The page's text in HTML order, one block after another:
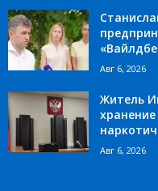
Авг 6, 2026
Житель
Авг 6, 2026